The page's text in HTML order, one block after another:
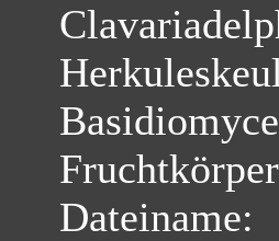
Fruchtkörper
Dateiname: